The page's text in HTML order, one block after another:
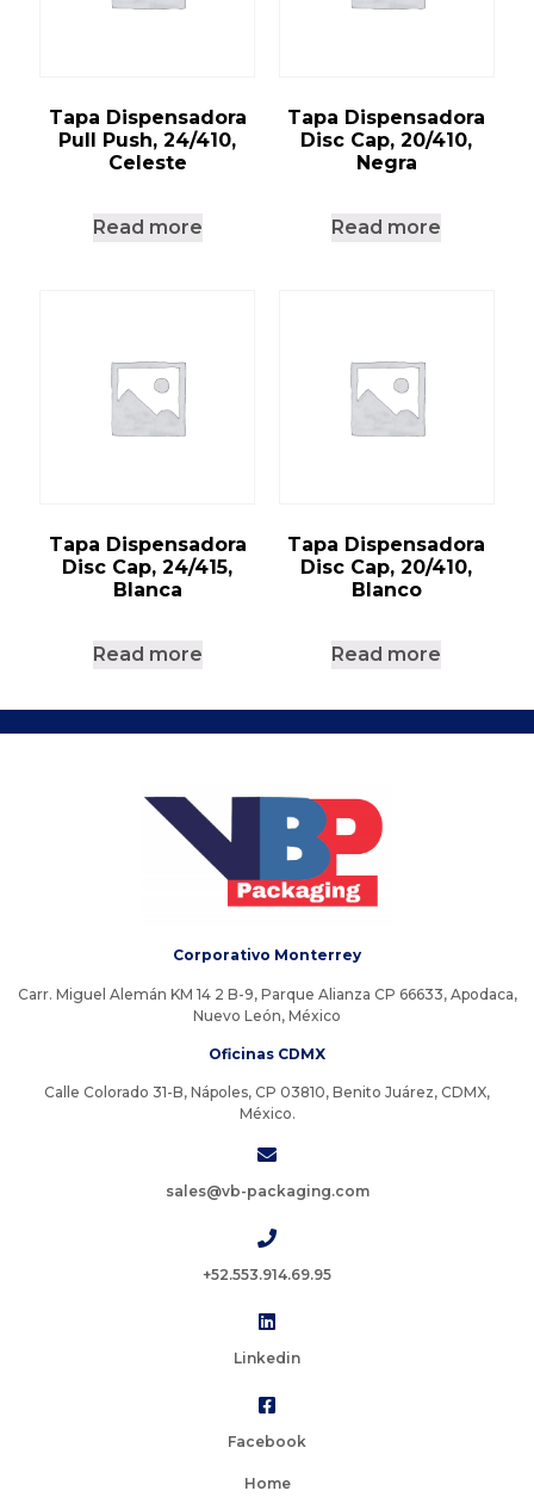
Tapa Dispensadora
Pull Push, 24/410,
Celeste
Read more
Tapa Dispensadora
Disc Cap, 20/410,
Negra
Read more
Tapa Dispensadora
Disc Cap, 24/415,
Blanca
Read more
Tapa Dispensadora
Disc Cap, 20/410,
Blanco
Read more
Corporativo Monterrey
Carr. Miguel Alemán KM 14 2 B-9, Parque Alianza CP 66633, Apodaca,
Nuevo León, México
Oficinas CDMX
Calle Colorado 31-B, Nápoles, CP 03810, Benito Juárez, CDMX,
México.
sales@vb-packaging.com
+52.553.914.69.95
Linkedin
Facebook
Home